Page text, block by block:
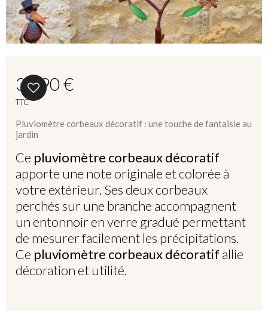
39,90 €
TTC
Pluviomètre corbeaux décoratif : une touche de fantaisie au
jardin
Ce pluviomètre corbeaux décoratif
apporte une note originale et colorée à
votre extérieur. Ses deux corbeaux
perchés sur une branche accompagnent
un entonnoir en verre gradué permettant
de mesurer facilement les précipitations.
Ce pluviomètre corbeaux décoratif allie
décoration et utilité.